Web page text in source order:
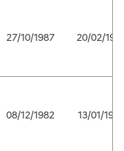
27/10/1987 20/02/
08/12/1982 13/01/1983